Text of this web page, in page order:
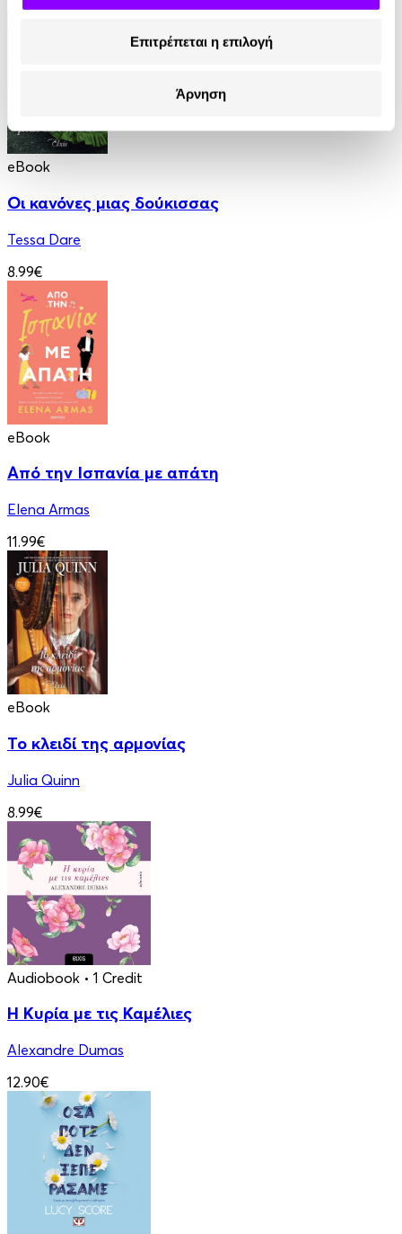
Επιτρέπεται η επιλογή
Άρνηση
eBook
Οι κανόνες μιας δούκισσας
Tessa Dare
8.99€
eBook
Από την Ισπανία με απάτη
Elena Armas
11.99€
eBook
Το κλειδί της αρμονίας
Julia Quinn
8.99€
Audiobook • 1 Credit
Η Κυρία με τις Καμέλιες
Alexandre Dumas
12.90€